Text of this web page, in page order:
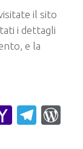
il sito
i dettagli
e la
Yahoo